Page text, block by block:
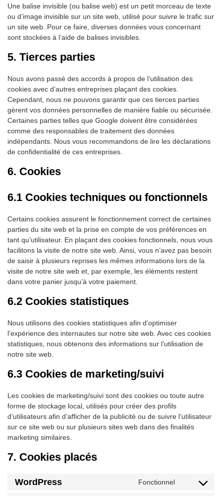
Une balise invisible (ou balise web) est un petit morceau de texte
ou d’image invisible sur un site web, utilisé pour suivre le trafic sur
un site web. Pour ce faire, diverses données vous concernant
sont stockées à l’aide de balises invisibles.
5. Tierces parties
Nous avons passé des accords à propos de l’utilisation des
cookies avec d’autres entreprises plaçant des cookies.
Cependant, nous ne pouvons garantir que ces tierces parties
gèrent vos données personnelles de manière fiable ou sécurisée.
Certaines parties telles que Google doivent être considérées
comme des responsables de traitement des données
indépendants. Nous vous recommandons de lire les déclarations
de confidentialité de ces entreprises.
6. Cookies
6.1 Cookies techniques ou fonctionnels
Certains cookies assurent le fonctionnement correct de certaines
parties du site web et la prise en compte de vos préférences en
tant qu’utilisateur. En plaçant des cookies fonctionnels, nous vous
facilitons la visite de notre site web. Ainsi, vous n’avez pas besoin
de saisir à plusieurs reprises les mêmes informations lors de la
visite de notre site web et, par exemple, les éléments restent
dans votre panier jusqu’à votre paiement.
6.2 Cookies statistiques
Nous utilisons des cookies statistiques afin d’optimiser
l’expérience des internautes sur notre site web. Avec ces cookies
statistiques, nous obtenons des informations sur l’utilisation de
notre site web.
6.3 Cookies de marketing/suivi
Les cookies de marketing/suivi sont des cookies ou toute autre
forme de stockage local, utilisés pour créer des profils
d’utilisateurs afin d’afficher de la publicité ou de suivre l’utilisateur
sur ce site web ou sur plusieurs sites web dans des finalités
marketing similaires.
7. Cookies placés
WordPress Fonctionnel
Consent